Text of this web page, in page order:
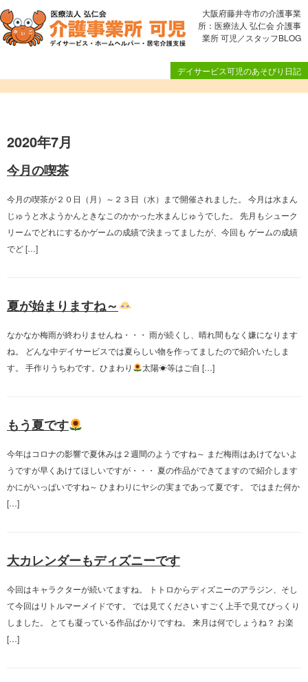
大阪府藤井寺市の介護事業
所：医療法人 弘仁会 介護事
業所 可児／スタッフBLOG
デイサービス可児のあそびり日記
2020年7月
今月の喫茶
今月の喫茶が２０日（月）～２３日（水）まで開催されました。 今月は水まん
じゅうと水ようかんときなこのかかった水まんじゅうでした。 先月もシューク
リームでどれにするかゲームの成績で決まってましたが、今回も ゲームの成績
でど […]
夏が始まりますね～
なかなか梅雨が終わりませんね・・・ 雨が続くし、晴れ間もなく嫌になります
ね。 どんな中デイサービスでは夏らしい物を作ってましたので紹介いたしま
す。 手作りうちわです。ひまわり
太陽☀等はご自 […]
もう夏です
今年はコロナの影響で夏休みは２週間のようですね～ まだ梅雨はあけてないよ
うですが早くあけてほしいですが・・・ 夏の作品ができてますので紹介します
かにがいっぱいですね～ ひまわりにヤシの実まであって夏です。 ではまた何か
[…]
大カレンダーもディズニーです
今回はキャラクターが続いてますね。 トトロからディズニーのアラジン、そし
て今回はリトルマーメイドです。 では見てください すごく上手で見てびっくり
しました。 とても凝っている作品ばかりですね。 来月は何でしょうね？ お楽
[…]